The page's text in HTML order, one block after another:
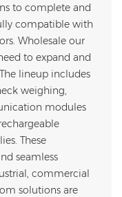
to complete and
compatible with
Wholesale our
to expand and
lineup includes
weighing,
modules
These
seamless
commercial
solutions are